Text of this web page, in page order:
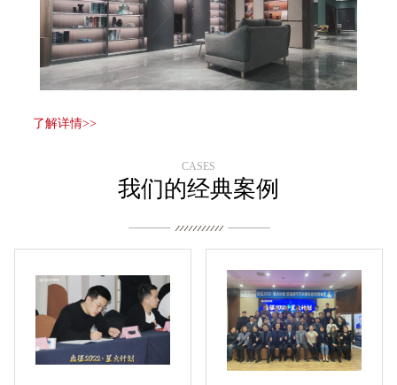
了解详情>>
CASES
我们的经典案例